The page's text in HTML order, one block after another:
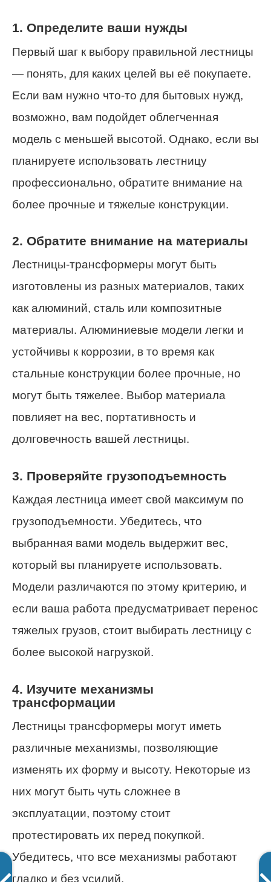
1. Определите ваши нужды
Первый шаг к выбору правильной лестницы
— понять, для каких целей вы её покупаете.
Если вам нужно что-то для бытовых нужд,
возможно, вам подойдет облегченная
модель с меньшей высотой. Однако, если вы
планируете использовать лестницу
профессионально, обратите внимание на
более прочные и тяжелые конструкции.
2. Обратите внимание на материалы
Лестницы-трансформеры могут быть
изготовлены из разных материалов, таких
как алюминий, сталь или композитные
материалы. Алюминиевые модели легки и
устойчивы к коррозии, в то время как
стальные конструкции более прочные, но
могут быть тяжелее. Выбор материала
повлияет на вес, портативность и
долговечность вашей лестницы.
3. Проверяйте грузоподъемность
Каждая лестница имеет свой максимум по
грузоподъемности. Убедитесь, что
выбранная вами модель выдержит вес,
который вы планируете использовать.
Модели различаются по этому критерию, и
если ваша работа предусматривает перенос
тяжелых грузов, стоит выбирать лестницу с
более высокой нагрузкой.
4. Изучите механизмы
трансформации
Лестницы трансформеры могут иметь
различные механизмы, позволяющие
изменять их форму и высоту. Некоторые из
них могут быть чуть сложнее в
эксплуатации, поэтому стоит
протестировать их перед покупкой.
Убедитесь, что все механизмы работают
гладко и без усилий.